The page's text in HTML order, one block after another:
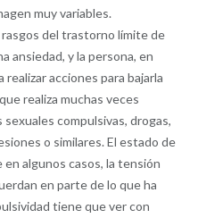
muy variables.
del trastorno límite de
ansiedad, y la persona, en
acciones para bajarla
realiza muchas veces
compulsivas, drogas,
o similares. El estado de
algunos casos, la tensión
en parte de lo que ha
tiene que ver con